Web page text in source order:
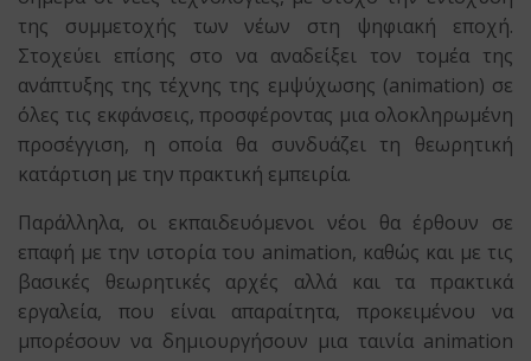
της συμμετοχής των νέων στη ψηφιακή εποχή.
Στοχεύει επίσης στο να αναδείξει τον τομέα της
ανάπτυξης της τέχνης της εμψύχωσης (animation) σε
όλες τις εκφάνσεις, προσφέροντας μια ολοκληρωμένη
προσέγγιση, η οποία θα συνδυάζει τη θεωρητική
κατάρτιση με την πρακτική εμπειρία.
Παράλληλα, οι εκπαιδευόμενοι νέοι θα έρθουν σε
επαφή με την ιστορία του animation, καθώς και με τις
βασικές θεωρητικές αρχές αλλά και τα πρακτικά
εργαλεία, που είναι απαραίτητα, προκειμένου να
μπορέσουν να δημιουργήσουν μια ταινία animation